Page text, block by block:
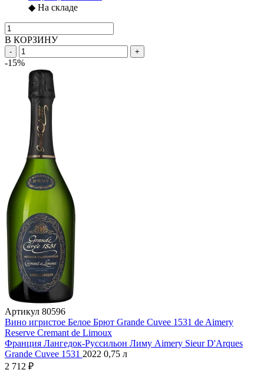
◆ На складе
В КОРЗИНУ
- +
-15%
Артикул 80596
Вино игристое Белое Брют Grande Cuvee 1531 de Aimery
Reserve Cremant de Limoux
Франция Лангедок-Руссильон Лиму Aimery Sieur D'Arques
Grande Cuvee 1531 2022 0,75 л
2 712 ₽